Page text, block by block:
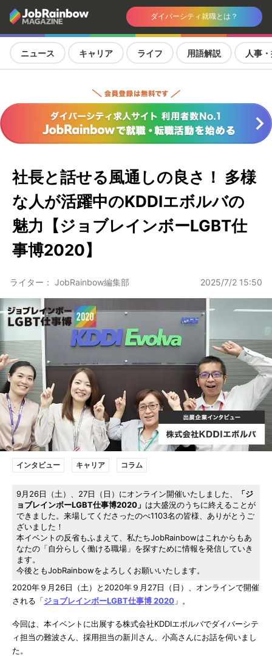
ダイバーシティ就職とは？
ニュース キャリア ライフ 用語解説 人事
社長と話せる風通しの良さ！ 多様
な人が活躍中のKDDIエボルバの
魅力【ジョブレインボーLGBT仕
事博2020】
ライター： JobRainbow編集部 2025/7/2 15:50
インタビュー キャリア コラム
9月26日（土）、27日（日）にオンライン開催いたしました、
「ジ
ョブレインボーLGBT仕事博2020」 は大盛況のうちに終えることが
できました。来場してくださったのべ1103名の皆様、ありがとうご
ざいました！
本イベントの反省もふまえて、私たちJobRainbowはこれからもあ
なたの「自分らしく働ける職場」を探すために情報を発信していき
ます。
今後ともJobRainbowをよろしくお願いいたします。
2020年９月26日（土）と2020年９月27日（日）、オンラインで開催
される「ジョブレインボーLGBT仕事博 2020 」。
今回は、本イベントに出展する株式会社KDDIエボルバでダイバーシテ
ィ担当の難波さん、採用担当の新川さん、小高さんにお話を伺いまし
た。